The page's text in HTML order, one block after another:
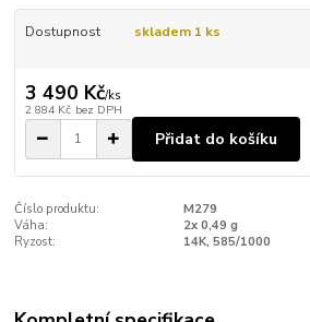
Dostupnost skladem 1 ks
3 490 Kč/ks
2 884 Kč bez DPH
Přidat do košíku
Číslo produktu:
M279
Váha:
2x 0,49 g
Ryzost:
14K, 585/1000